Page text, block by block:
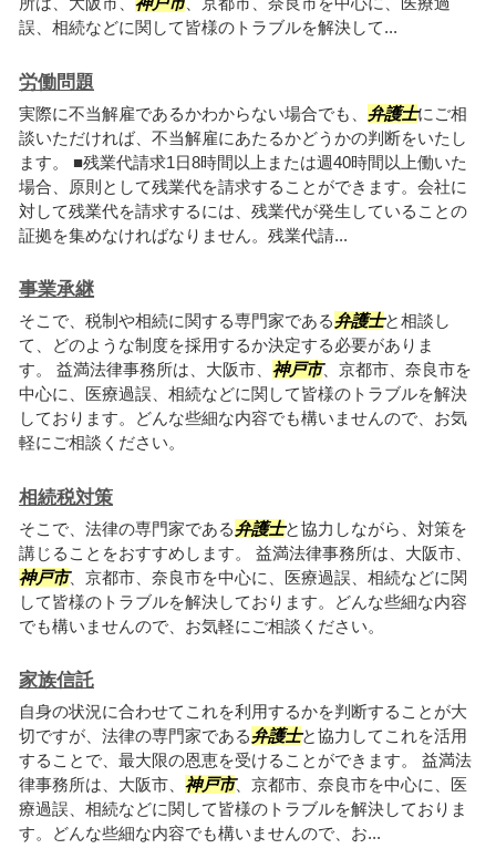
誤、相続などに関して皆様のトラブルを解決して...
労働問題
実際に不当解雇であるかわからない場合でも、 弁護士にご相
談いただければ、不当解雇にあたるかどうかの判断をいたし
ます。 ■残業代請求1日8時間以上または週40時間以上働いた
場合、原則として残業代を請求することができます。会社に
対して残業代を請求するには、残業代が発生していることの
証拠を集めなければなりません。残業代請...
事業承継
そこで、税制や相続に関する専門家である弁護士と相談し
て、どのような制度を採用するか決定する必要がありま
す。 益満法律事務所は、大阪市、 神戸市、京都市、奈良市を
中心に、医療過誤、相続などに関して皆様のトラブルを解決
しております。どんな些細な内容でも構いませんので、お気
軽にご相談ください。
相続税対策
そこで、法律の専門家である弁護士と協力しながら、対策を
講じることをおすすめします。 益満法律事務所は、大阪市、
神戸市、京都市、奈良市を中心に、医療過誤、相続などに関
して皆様のトラブルを解決しております。どんな些細な内容
でも構いませんので、お気軽にご相談ください。
家族信託
自身の状況に合わせてこれを利用するかを判断することが大
切ですが、法律の専門家である弁護士と協力してこれを活用
することで、最大限の恩恵を受けることができます。 益満法
律事務所は、大阪市、 神戸市、京都市、奈良市を中心に、医
療過誤、相続などに関して皆様のトラブルを解決しておりま
す。どんな些細な内容でも構いませんので、お...